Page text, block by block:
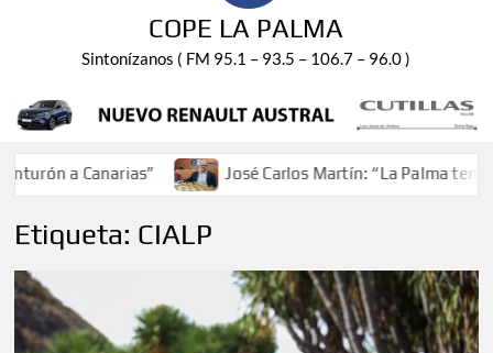
COPE LA PALMA
Sintonízanos ( FM 95.1 – 93.5 – 106.7 – 96.0 )
a Canarias” José Carlos Martín: “La Palma tendrá
Etiqueta: CIALP